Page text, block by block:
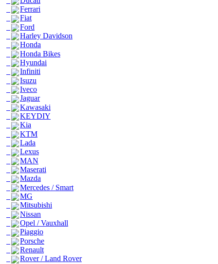
Ferrari
Fiat
Ford
Harley Davidson
Honda
Honda Bikes
Hyundai
Infiniti
Isuzu
Iveco
Jaguar
Kawasaki
KEYDIY
Kia
KTM
Lada
Lexus
MAN
Maserati
Mazda
Mercedes / Smart
MG
Mitsubishi
Nissan
Opel / Vauxhall
Piaggio
Porsche
Renault
Rover / Land Rover